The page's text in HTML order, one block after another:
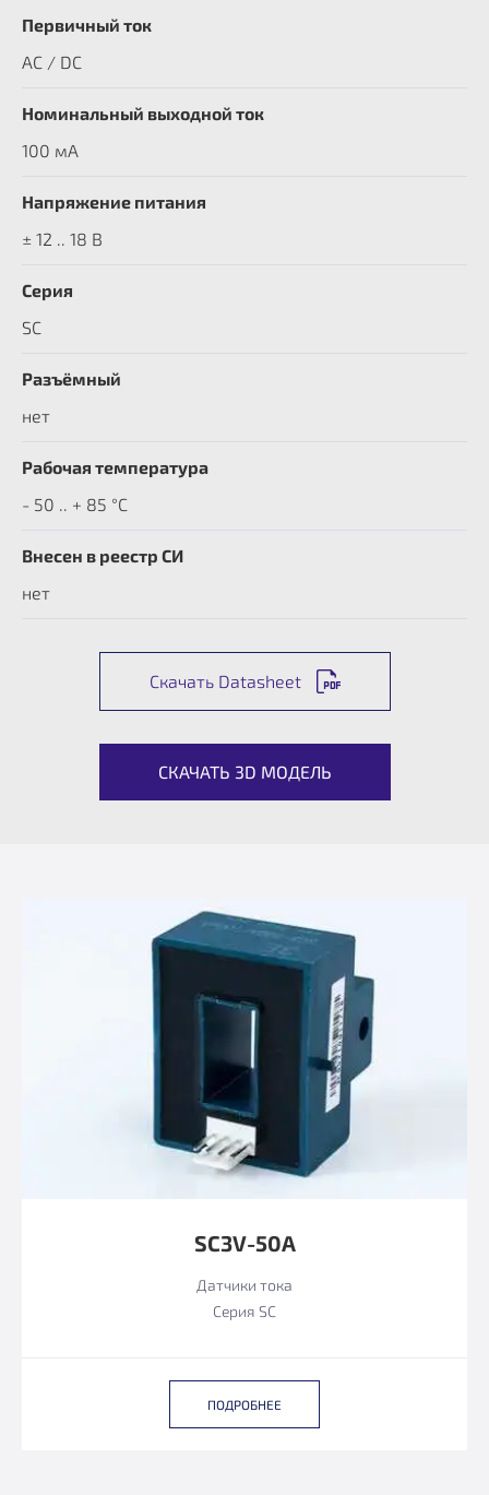
Первичный ток
AC / DC
Номинальный выходной ток
100 мА
Напряжение питания
± 12 .. 18 В
Серия
SC
Разъёмный
нет
Рабочая температура
- 50 .. + 85 °C
Внесен в реестр СИ
нет
Скачать Datasheet
СКАЧАТЬ 3D МОДЕЛЬ
SC3V-50A
Датчики тока
Серия SC
ПОДРОБНЕЕ